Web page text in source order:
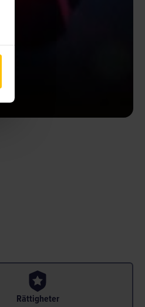
Rättigheter